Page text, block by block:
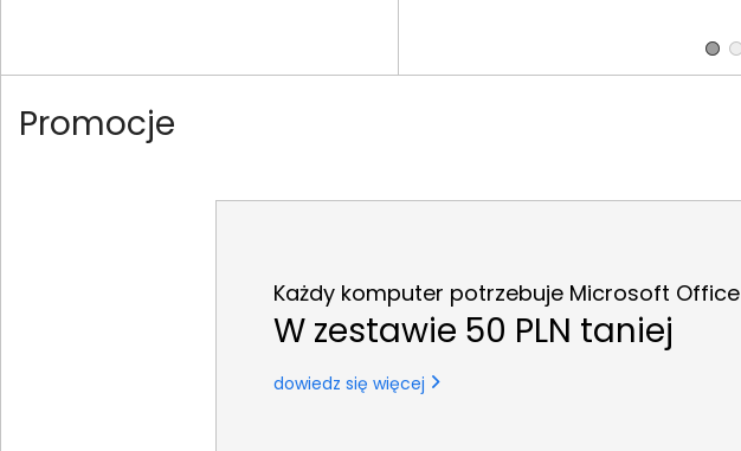
Promocje
Każdy komputer potrzebuje Microsoft Office
W zestawie 50 PLN taniej
dowiedz się więcej